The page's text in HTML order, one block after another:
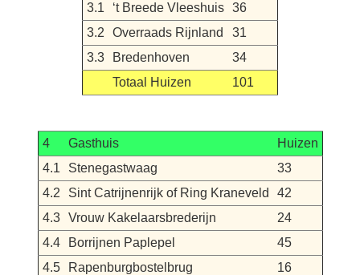
3.1
‘t Breede Vleeshuis 36
3.2
Overraads Rijnland
31
3.3
Bredenhoven
34
Totaal Huizen
101
4 Gasthuis
Huizen
4.1
Stenegastwaag
33
4.2
Sint Catrijnenrijk of Ring Kraneveld
42
4.3
Vrouw Kakelaarsbrederijn
24
4.4
Borrijnen Paplepel
45
4.5
Rapenburgbostelbrug
16